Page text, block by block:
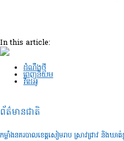
In this article:
ដំណឹងថ្មី
ពេញនិយម
វីដេអូ
ព័ត៌មានជាតិ
កម្លាំងនគរបាលខេត្តសៀមរាប ស្រាវជ្រាវ និ